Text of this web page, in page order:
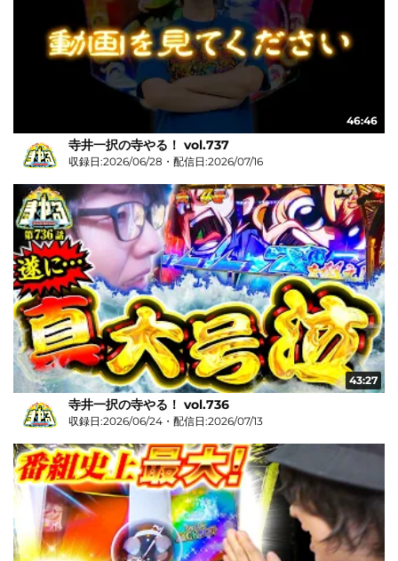
46:46
寺井一択の寺やる！ vol.737
収録日:2026/06/28・配信日:2026/07/16
43:27
寺井一択の寺やる！ vol.736
収録日:2026/06/24・配信日:2026/07/13